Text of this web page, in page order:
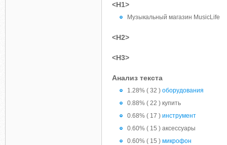
<H1>
Музыкальный магазин MusicLife
<H2>
<H3>
Анализ текста
1.28% ( 32 ) оборудования
0.88% ( 22 ) купить
0.68% ( 17 ) инструмент
0.60% ( 15 ) аксессуары
0.60% ( 15 ) микрофон